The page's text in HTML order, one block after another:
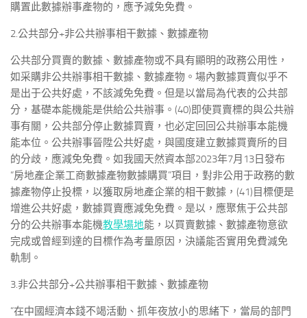
購置此數據辦事產物的，應予減免免費。
2.公共部分+非公共辦事相干數據、數據產物
公共部分買賣的數據、數據產物或不具有顯明的政務公用性，
如采購非公共辦事相干數據、數據產物。場內數據買賣似乎不
是出于公共好處，不該減免免費。但是以當局為代表的公共部
分，基礎本能機能是供給公共辦事。(40)即使買賣標的與公共辦
事有關，公共部分停止數據買賣，也必定回回公共辦事本能機
能本位。公共辦事晉陞公共好處，與國度建立數據買賣所的目
的分歧，應減免免費。如我國天然資本部2023年7月13日發布
“房地產企業工商數據產物數據購買”項目，對非公用于政務的數
據產物停止投標，以獲取房地產企業的相干數據，(41)目標便是
增進公共好處，數據買賣應減免免費。是以，應聚焦于公共部
分的公共辦事本能機教學場地能，以買賣數據、數據產物意欲
完成或曾經到達的目標作為考量原因，決議能否實用免費減免
軌制。
3.非公共部分+公共辦事相干數據、數據產物
“在中國經濟本錢不竭活動、抓年夜放小的思緒下，當局的部門